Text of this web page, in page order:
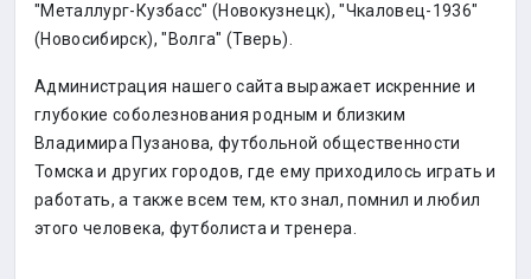
"Металлург-Кузбасс" (Новокузнецк), "Чкаловец-1936"
(Новосибирск), "Волга" (Тверь).
Администрация нашего сайта выражает искренние и
глубокие соболезнования родным и близким
Владимира Пузанова, футбольной общественности
Томска и других городов, где ему приходилось играть и
работать, а также всем тем, кто знал, помнил и любил
этого человека, футболиста и тренера.